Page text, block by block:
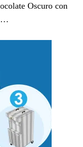
Oscuro con
…